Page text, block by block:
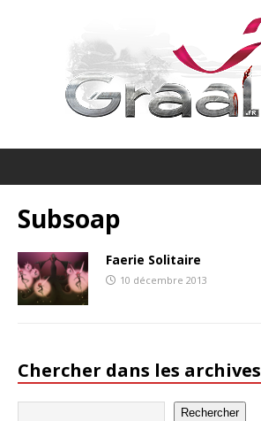
Subsoap
Faerie Solitaire
10 décembre 2013
Chercher dans les archives
Rechercher